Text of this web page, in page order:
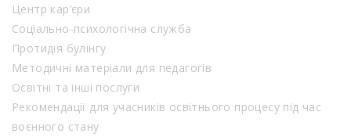
Центр кар’єри
Соціально-психологічна служба
Протидія булінгу
Методичні матеріали для педагогів
Освітні та інші послуги
Рекомендації для учасників освітнього процесу під час
воєнного стану